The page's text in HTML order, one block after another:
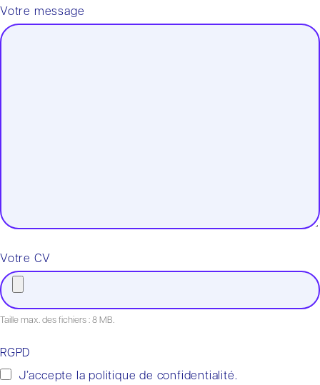
Votre message
Votre CV
Taille max. des fichiers : 8 MB.
RGPD
J’accepte la politique de confidentialité.